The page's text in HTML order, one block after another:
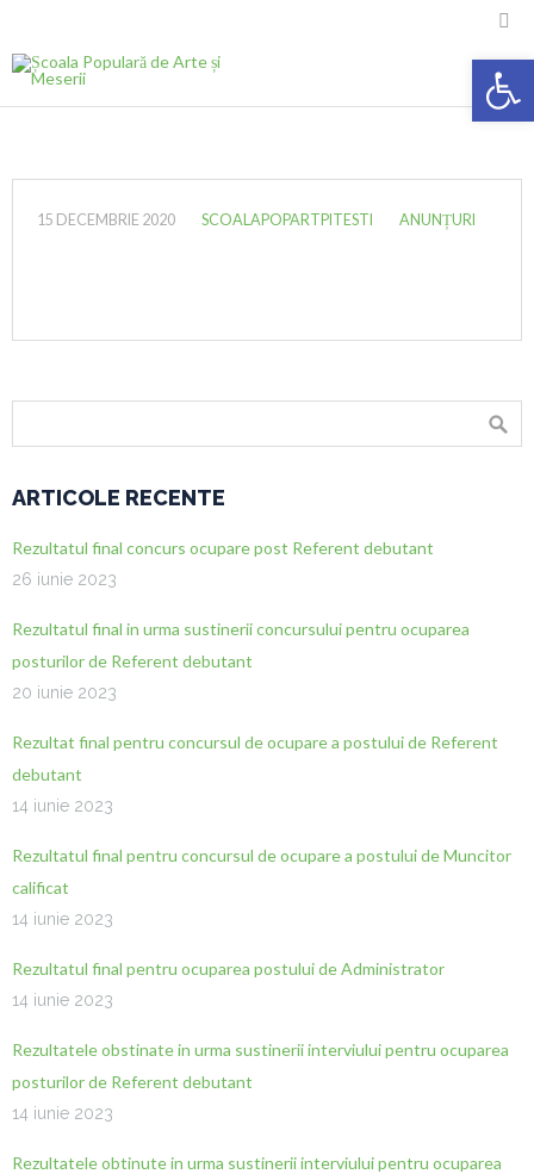

15 DECEMBRIE 2020 SCOALAPOPARTPITESTI ANUNȚURI
ARTICOLE RECENTE
Rezultatul final concurs ocupare post Referent debutant
26 iunie 2023
Rezultatul final in urma sustinerii concursului pentru ocuparea
posturilor de Referent debutant
20 iunie 2023
Rezultat final pentru concursul de ocupare a postului de Referent
debutant
14 iunie 2023
Rezultatul final pentru concursul de ocupare a postului de Muncitor
calificat
14 iunie 2023
Rezultatul final pentru ocuparea postului de Administrator
14 iunie 2023
Rezultatele obstinate in urma sustinerii interviului pentru ocuparea
posturilor de Referent debutant
14 iunie 2023
Rezultatele obtinute in urma sustinerii interviului pentru ocuparea
Deschide